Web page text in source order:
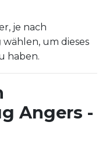
je nach
wählen, um dieses
haben.
Angers -